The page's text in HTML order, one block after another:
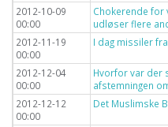
2012-10-09
00:00
Chokerende
udløser flere
2012-11-19
00:00
I dag missiler
2012-12-04
00:00
Hvorfor var der
afstemningen
2012-12-12
00:00
Det Muslimske